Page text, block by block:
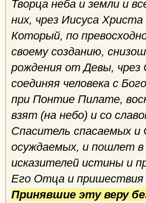
Творца неба и земли и
них, чрез Иисуса
Который, по
своему созданию,
рождения от Девы, чрез
соединяя человека с
при Понтие Пилате,
взят (на небо) и со
Спаситель спасаемых и
осуждаемых, и пошлет в
исказителей истины и
Его Отца и пришествия
Принявшие эту веру